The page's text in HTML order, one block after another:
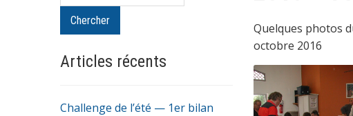
Chercher
Articles récents
Challenge de l’été — 1er bilan
Quelques photos
octobre 2016